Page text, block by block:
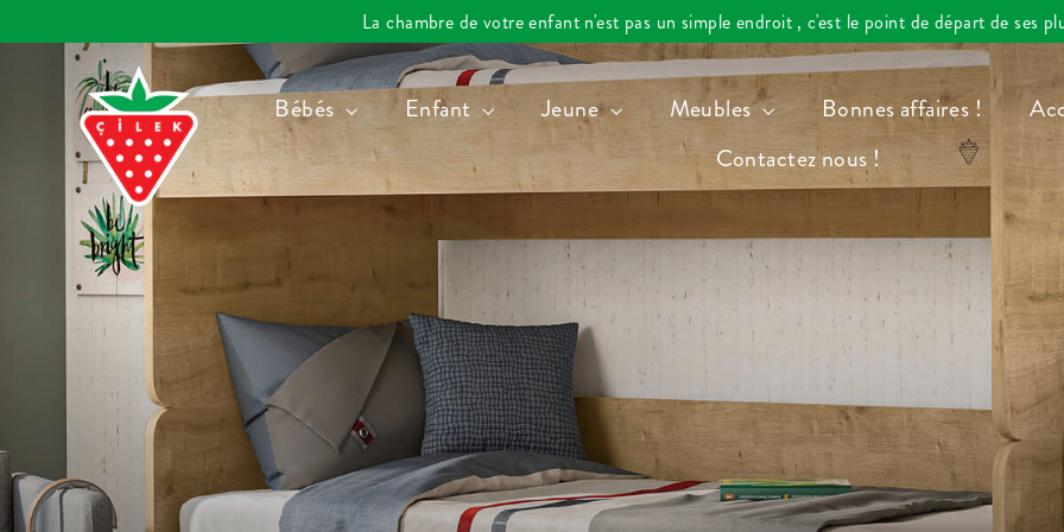
au
La chambre de votre enfant n'est pas un simple endroit , c'est le point de départ de ses
Bébés Enfant Jeune Meubles Bonnes affaires !
Contactez nous !